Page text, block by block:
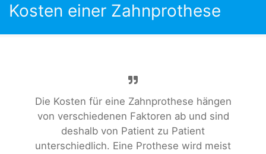
Kosten einer Zahnprothese
Die Kosten für eine Zahnprothese hängen
von verschiedenen Faktoren ab und sind
deshalb von Patient zu Patient
unterschiedlich. Eine Prothese wird meist